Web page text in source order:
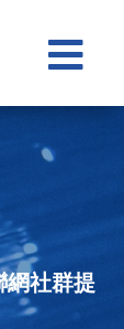

網社群提